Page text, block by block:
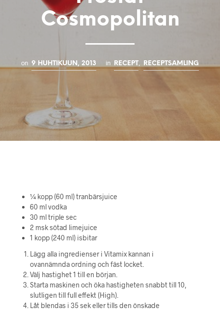
Cosmopolitan
on 9 HUHTIKUUN, 2013 in RECEPT, RECEPTSAMLING
¼ kopp (60 ml) tranbärsjuice
60 ml vodka
30 ml triple sec
2 msk sötad limejuice
1 kopp (240 ml) isbitar
Lägg alla ingredienser i Vitamix kannan i
ovannämnda ordning och fäst locket.
Välj hastighet 1 till en början.
Starta maskinen och öka hastigheten snabbt till 10,
slutligen till full effekt (High).
Låt blendas i 35 sek eller tills den önskade